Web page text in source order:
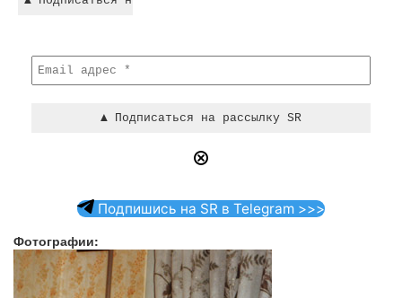
Подпишись на SR в Telegram >>>
Фотографии: